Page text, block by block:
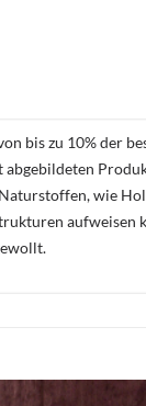
bis zu 10% der
wie
aufweisen